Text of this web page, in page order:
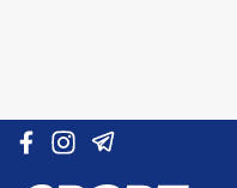
Vai al contenuto